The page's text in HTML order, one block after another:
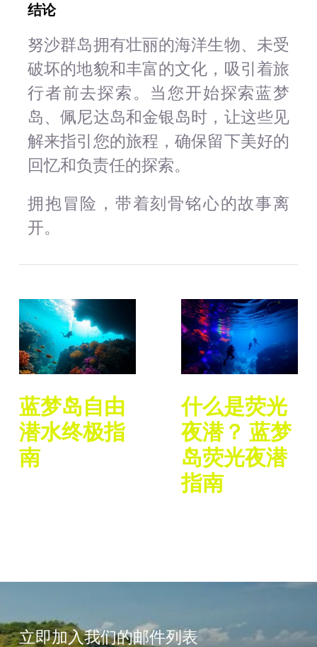
结论
努沙群岛拥有壮丽的海洋生物、未受
破坏的地貌和丰富的文化，吸引着旅
行者前去探索。当您开始探索蓝梦
岛、佩尼达岛和金银岛时，让这些见
解来指引您的旅程，确保留下美好的
回忆和负责任的探索。
拥抱冒险，带着刻骨铭心的故事离
开。
蓝梦岛自由
潜水终极指
南
什么是荧光
夜潜？ 蓝梦
岛荧光夜潜
指南
立即加入我们的邮件列表